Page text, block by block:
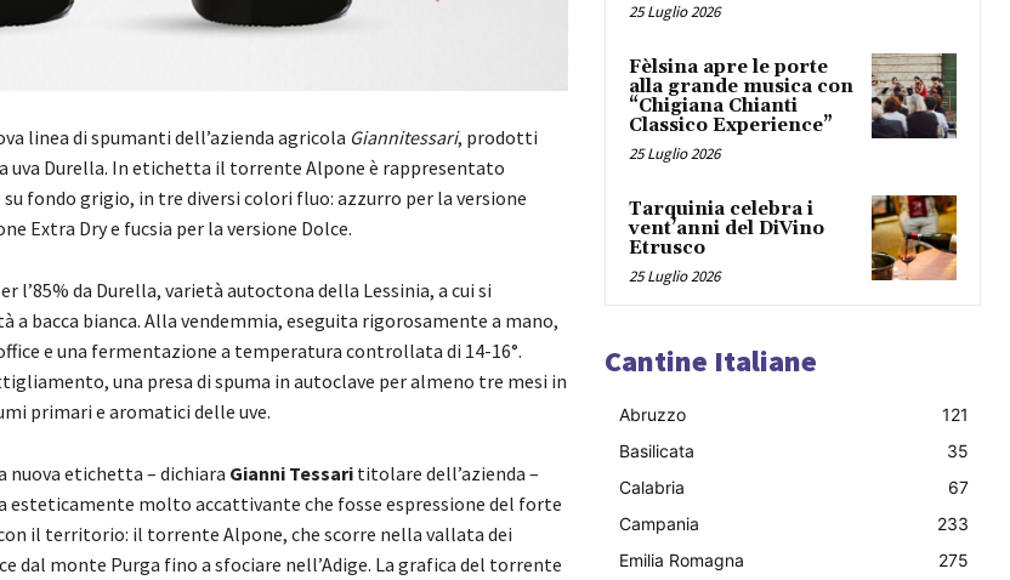
linea di spumanti dell’azienda agricola Giannitessari, prodotti
uva Durella. In etichetta il torrente Alpone è rappresentato
fondo grigio, in tre diversi colori fluo: azzurro per la versione
Extra Dry e fucsia per la versione Dolce.
l’85% da Durella, varietà autoctona della Lessinia, a cui si
a bacca bianca. Alla vendemmia, eseguita rigorosamente a mano,
e una fermentazione a temperatura controllata di 14-16°.
una presa di spuma in autoclave per almeno tre mesi in
primari e aromatici delle uve.
nuova etichetta – dichiara Gianni Tessarititolare dell’azienda –
esteticamente molto accattivante che fosse espressione del forte
il territorio: il torrente Alpone, che scorre nella vallata dei
dal monte Purga fino a sfociare nell’Adige. La grafica del torrente
25 Luglio 2026
Fèlsina apre le porte
alla grande musica con
“Chigiana Chianti
Classico Experience”
25 Luglio 2026
Tarquinia celebra i
vent’anni del DiVino
Etrusco
25 Luglio 2026
Cantine Italiane
Abruzzo
121
Basilicata
35
Calabria
67
Campania
233
Emilia Romagna
275